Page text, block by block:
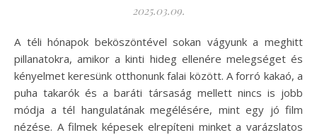
2025.03.09.
A téli hónapok beköszöntével sokan vágyunk a meghitt
pillanatokra, amikor a kinti hideg ellenére melegséget és
kényelmet keresünk otthonunk falai között. A forró kakaó, a
puha takarók és a baráti társaság mellett nincs is jobb
módja a tél hangulatának megélésére, mint egy jó film
nézése. A filmek képesek elrepíteni minket a varázslatos